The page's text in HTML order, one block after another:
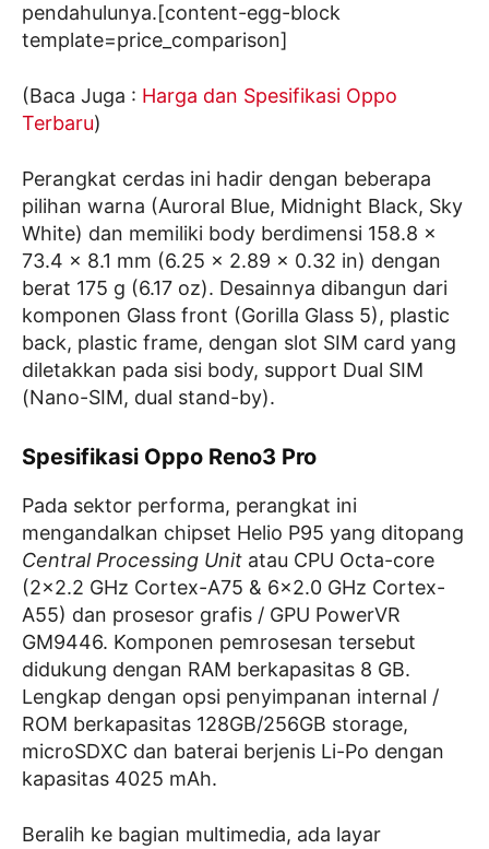
pendahulunya.[content-egg-block
template=price_comparison]
(Baca Juga : Harga dan Spesifikasi Oppo
Terbaru)
Perangkat cerdas ini hadir dengan beberapa
pilihan warna (Auroral Blue, Midnight Black, Sky
White) dan memiliki body berdimensi 158.8 x
73.4 x 8.1 mm (6.25 x 2.89 x 0.32 in) dengan
berat 175 g (6.17 oz). Desainnya dibangun dari
komponen Glass front (Gorilla Glass 5), plastic
back, plastic frame, dengan slot SIM card yang
diletakkan pada sisi body, support Dual SIM
(Nano-SIM, dual stand-by).
Spesifikasi Oppo Reno3 Pro
Pada sektor performa, perangkat ini
mengandalkan chipset Helio P95 yang ditopang
Central Processing Unit atau CPU Octa-core
(2×2.2 GHz Cortex-A75 & 6×2.0 GHz Cortex-
A55) dan prosesor grafis / GPU PowerVR
GM9446. Komponen pemrosesan tersebut
didukung dengan RAM berkapasitas 8 GB.
Lengkap dengan opsi penyimpanan internal /
ROM berkapasitas 128GB/256GB storage,
microSDXC dan baterai berjenis Li-Po dengan
kapasitas 4025 mAh.
Beralih ke bagian multimedia, ada layar